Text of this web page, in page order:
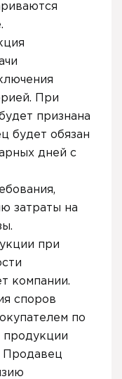
При
признана
будет обязан
дней с
затраты на
при
компании.
споров
по
продукции
Продавец